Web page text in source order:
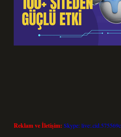
Reklam ve İletişim: Skype: